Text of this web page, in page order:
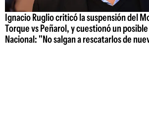
Ignacio Ruglio criticó la suspensión del
Torque vs Peñarol, y cuestionó un
Nacional: "No salgan a rescatarlos de